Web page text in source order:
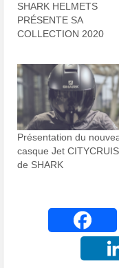
SHARK HELMETS
PRÉSENTE SA
COLLECTION 2020
Présentation du
casque Jet
de SHARK